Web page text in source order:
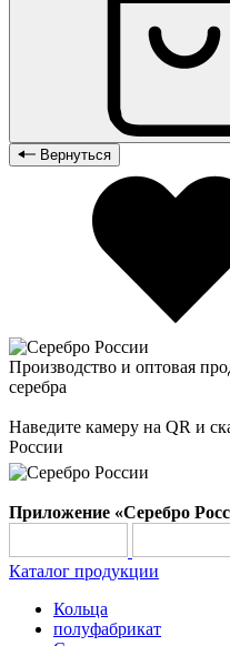
Вернуться
Производство и оптовая
серебра
Наведите камеру на QR и
России
Приложение «Серебро
Каталог продукции
Кольца
полуфабрикат